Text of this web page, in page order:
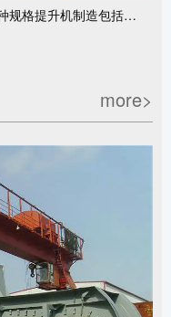
各种规格提升机制造包括但不局限于：安装定制调试等服务
more>